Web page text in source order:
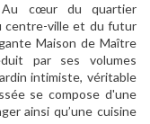
Au cœur du quartier
centre-ville et du futur
Maison de Maître
par ses volumes
intimiste, véritable
se compose d'une
ainsi qu’une cuisine